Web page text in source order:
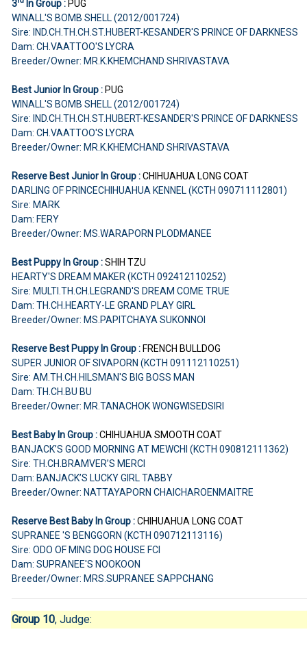
3 In Group : PUG
WINALL'S BOMB SHELL (2012/001724)
Sire: IND.CH.TH.CH.ST.HUBERT-KESANDER'S PRINCE OF DARKNESS
Dam: CH.VAATTOO'S LYCRA
Breeder/Owner: MR.K.KHEMCHAND SHRIVASTAVA
Best Junior In Group :PUG
WINALL'S BOMB SHELL (2012/001724)
Sire: IND.CH.TH.CH.ST.HUBERT-KESANDER'S PRINCE OF DARKNESS
Dam: CH.VAATTOO'S LYCRA
Breeder/Owner: MR.K.KHEMCHAND SHRIVASTAVA
Reserve Best Junior In Group :CHIHUAHUA LONG COAT
DARLING OF PRINCECHIHUAHUA KENNEL (KCTH 090711112801)
Sire: MARK
Dam: FERY
Breeder/Owner: MS.WARAPORN PLODMANEE
Best Puppy In Group :SHIH TZU
HEARTY'S DREAM MAKER (KCTH 092412110252)
Sire: MULTI.TH.CH.LEGRAND'S DREAM COME TRUE
Dam: TH.CH.HEARTY-LE GRAND PLAY GIRL
Breeder/Owner: MS.PAPITCHAYA SUKONNOI
Reserve Best Puppy In Group :FRENCH BULLDOG
SUPER JUNIOR OF SIVAPORN (KCTH 091112110251)
Sire: AM.TH.CH.HILSMAN'S BIG BOSS MAN
Dam: TH.CH.BU BU
Breeder/Owner: MR.TANACHOK WONGWISEDSIRI
Best Baby In Group :CHIHUAHUA SMOOTH COAT
BANJACK’S GOOD MORNING AT MEWCHI (KCTH 090812111362)
Sire: TH.CH.BRAMVER’S MERCI
Dam: BANJACK’S LUCKY GIRL TABBY
Breeder/Owner: NATTAYAPORN CHAICHAROENMAITRE
Reserve Best Baby In Group :CHIHUAHUA LONG COAT
SUPRANEE 'S BENGGORN (KCTH 090712113116)
Sire: ODO OF MING DOG HOUSE FCI
Dam: SUPRANEE'S NOOKOON
Breeder/Owner: MRS.SUPRANEE SAPPCHANG
Group 10, Judge: